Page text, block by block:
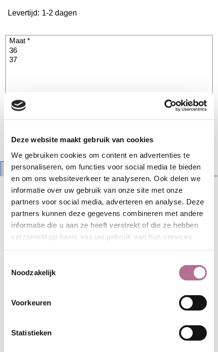
Deze website maakt gebruik van cookies
We gebruiken cookies om content en advertenties te
personaliseren, om functies voor social media te bieden
en om ons websiteverkeer te analyseren. Ook delen we
informatie over uw gebruik van onze site met onze
partners voor social media, adverteren en analyse. Deze
partners kunnen deze gegevens combineren met andere
informatie die u aan ze heeft verstrekt of die ze hebben
verzameld op basis van uw gebruik van hun services.
Noodzakelijk
Voorkeuren
Statistieken
Levertijd: 1-2 dagen
Beschrijving Specificaties
Rode slippers van plantaardig gelooid
leer
Modische, comfortabele slippers
van plantaardig gelooid leer, een
anatomisch gevormd voetbed van
kurk en een zool van natuurrubber.
betekent dat het vrij is van chroom
lood. Dat ontziet niet alleen het
gaan dan chroomgelooid leer, oogt